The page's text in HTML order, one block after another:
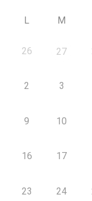
L M
26 27
2 3
9 10
16 17
23 24